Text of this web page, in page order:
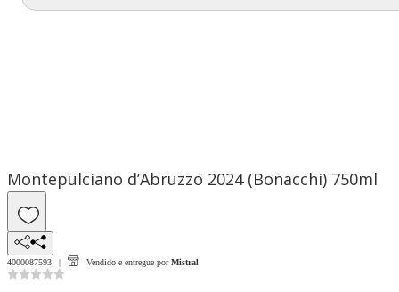
Montepulciano d’Abruzzo 2024 (Bonacchi) 750ml
4000087593 Vendido e entregue por Mistral